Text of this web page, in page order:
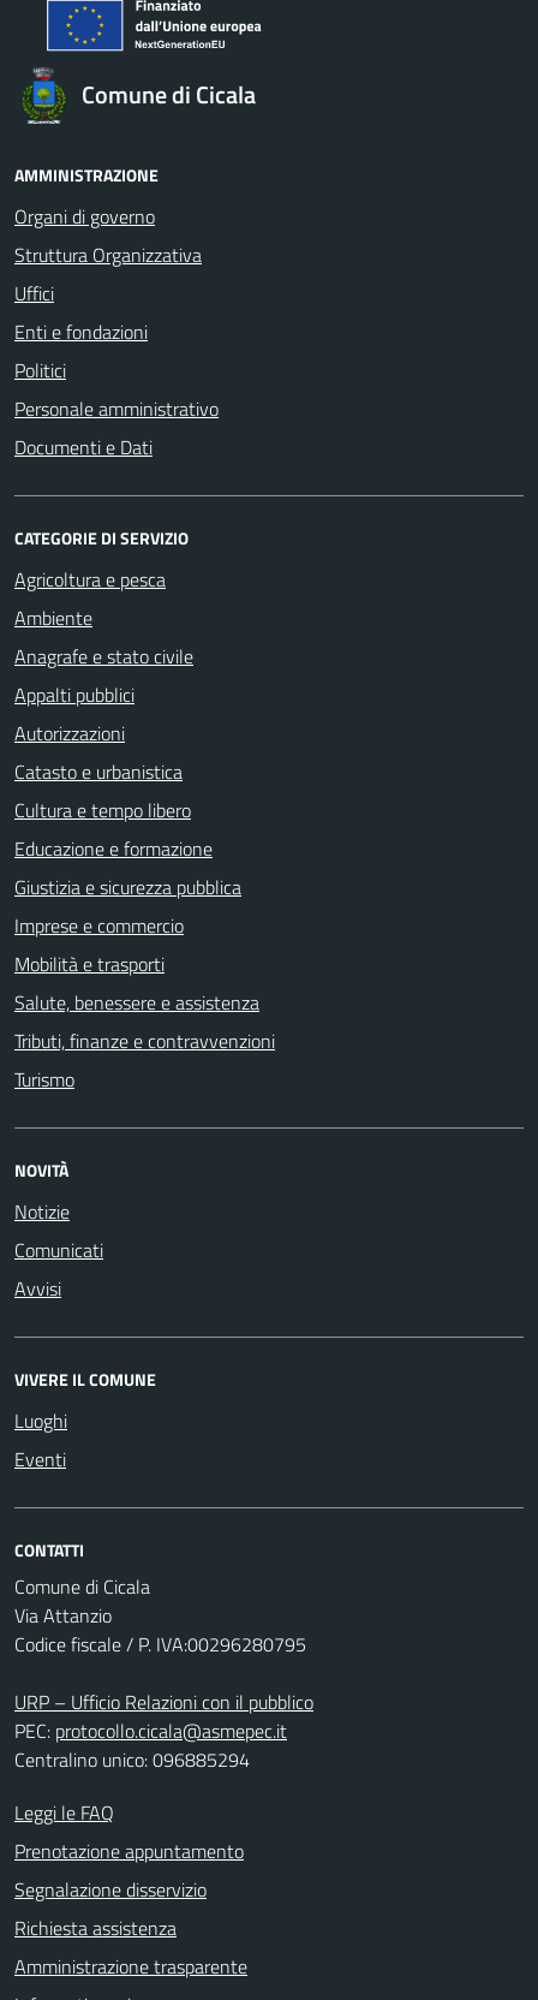
Comune di Cicala
AMMINISTRAZIONE
Organi di governo
Struttura Organizzativa
Uffici
Enti e fondazioni
Politici
Personale amministrativo
Documenti e Dati
CATEGORIE DI SERVIZIO
Agricoltura e pesca
Ambiente
Anagrafe e stato civile
Appalti pubblici
Autorizzazioni
Catasto e urbanistica
Cultura e tempo libero
Educazione e formazione
Giustizia e sicurezza pubblica
Imprese e commercio
Mobilità e trasporti
Salute, benessere e assistenza
Tributi, finanze e contravvenzioni
Turismo
NOVITÀ
Notizie
Comunicati
Avvisi
VIVERE IL COMUNE
Luoghi
Eventi
CONTATTI
Comune di Cicala
Via Attanzio
Codice fiscale / P. IVA:00296280795
URP – Ufficio Relazioni con il pubblico
PEC: protocollo.cicala@asmepec.it
Centralino unico: 096885294
Leggi le FAQ
Prenotazione appuntamento
Segnalazione disservizio
Richiesta assistenza
Amministrazione trasparente